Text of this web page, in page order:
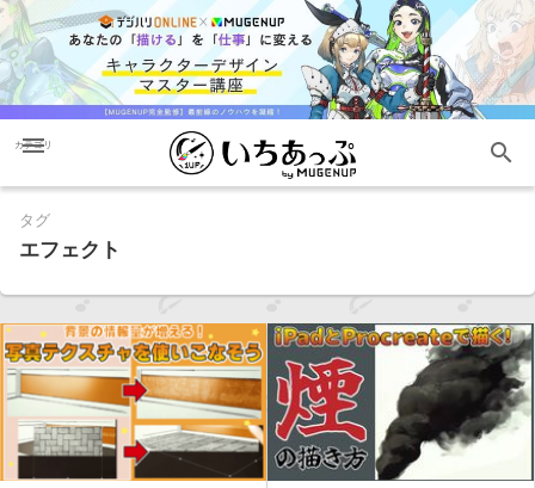
menu
カテゴリ search
タグ
エフェクト